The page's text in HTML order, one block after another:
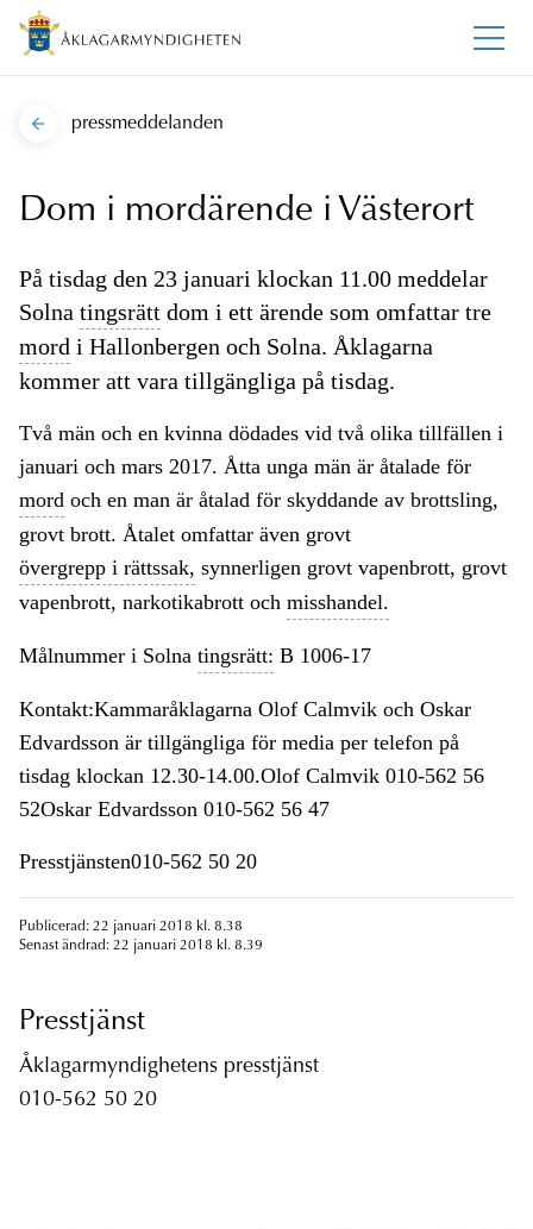
pressmeddelanden
Dom i mordärende i Västerort
På tisdag den 23 januari klockan 11.00 meddelar
Solna tingsrätt dom i ett ärende som omfattar tre
mord i Hallonbergen och Solna. Åklagarna
kommer att vara tillgängliga på tisdag.
Två män och en kvinna dödades vid två olika tillfällen i
januari och mars 2017. Åtta unga män är åtalade för
mord och en man är åtalad för skyddande av brottsling,
grovt brott. Åtalet omfattar även grovt
övergrepp i rättssak, synnerligen grovt vapenbrott, grovt
vapenbrott, narkotikabrott och misshandel.
Målnummer i Solna tingsrätt: B 1006-17
Kontakt:Kammaråklagarna Olof Calmvik och Oskar
Edvardsson är tillgängliga för media per telefon på
tisdag klockan 12.30-14.00.Olof Calmvik 010-562 56
52Oskar Edvardsson 010-562 56 47
Presstjänsten010-562 50 20
Publicerad: 22 januari 2018 kl. 8.38
Senast ändrad: 22 januari 2018 kl. 8.39
Presstjänst
Åklagarmyndighetens presstjänst
010-562 50 20